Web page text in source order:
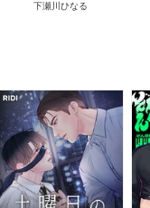
【コミックシーモア限定
下瀬川ひなる